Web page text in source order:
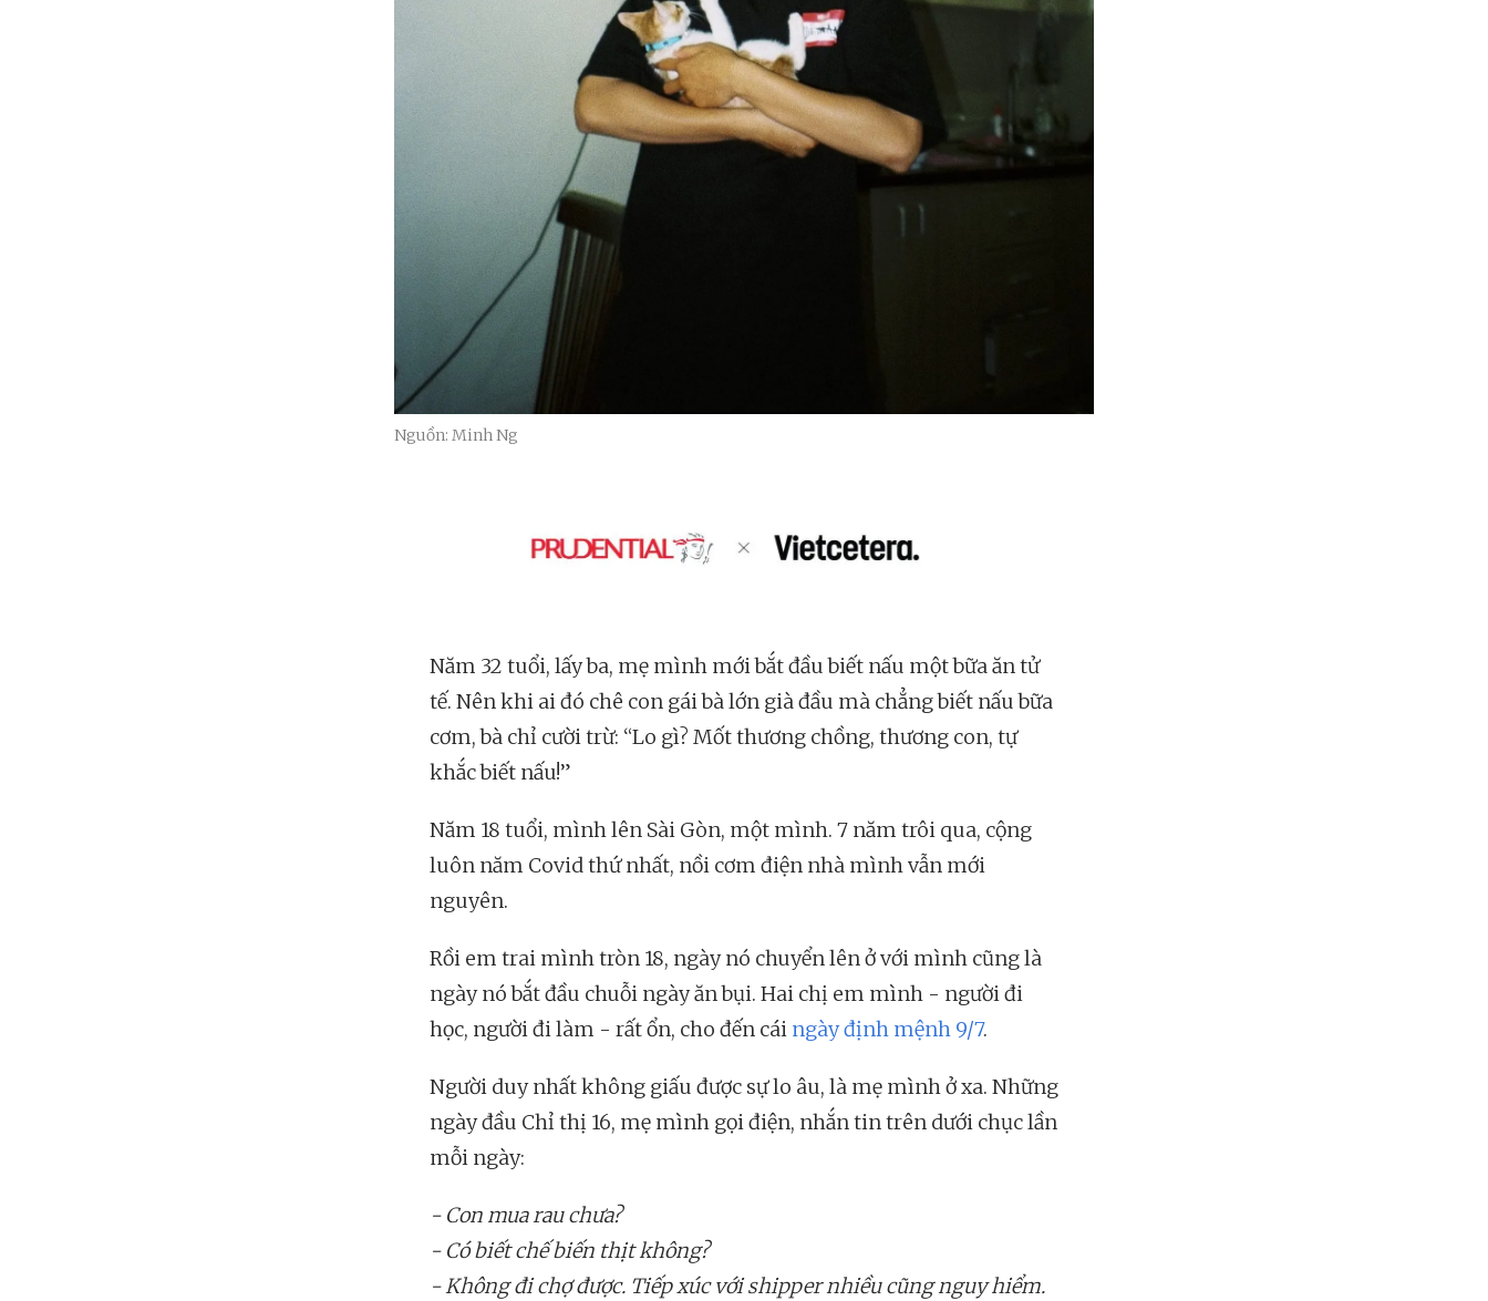
Nguồn: Minh Ng
Năm 32 tuổi, lấy ba, mẹ mình mới bắt đầu biết nấu một bữa ăn tử
tế. Nên khi ai đó chê con gái bà lớn già đầu mà chẳng biết nấu bữa
cơm, bà chỉ cười trừ: “Lo gì? Mốt thương chồng, thương con, tự
khắc biết nấu!”
Năm 18 tuổi, mình lên Sài Gòn, một mình. 7 năm trôi qua, cộng
luôn năm Covid thứ nhất, nồi cơm điện nhà mình vẫn mới
nguyên.
Rồi em trai mình tròn 18, ngày nó chuyển lên ở với mình cũng là
ngày nó bắt đầu chuỗi ngày ăn bụi. Hai chị em mình - người đi
học, người đi làm - rất ổn, cho đến cái ngày định mệnh 9/7.
Người duy nhất không giấu được sự lo âu, là mẹ mình ở xa. Những
ngày đầu Chỉ thị 16, mẹ mình gọi điện, nhắn tin trên dưới chục lần
mỗi ngày:
- Con mua rau chưa?
- Có biết chế biến thịt không?
- Không đi chợ được. Tiếp xúc với shipper nhiều cũng nguy hiểm.